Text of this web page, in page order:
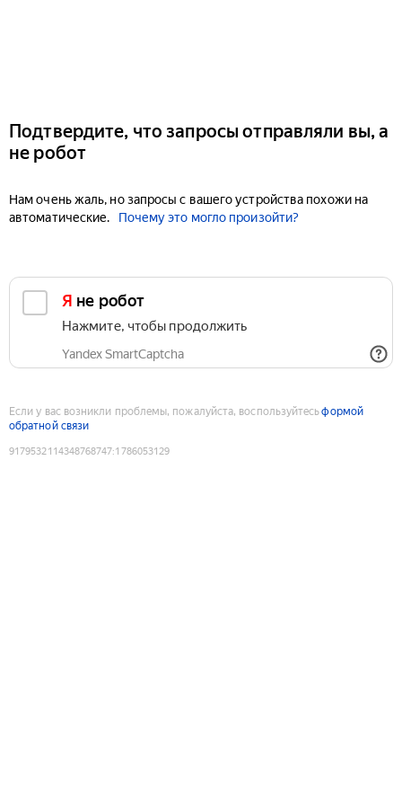
Подтвердите, что запросы отправляли вы, а
не робот
Нам очень жаль, но запросы с вашего устройства похожи на
автоматические.
Почему это могло произойти?
Я не робот
Нажмите, чтобы продолжить
Yandex SmartCaptcha
Если у вас возникли проблемы, пожалуйста, воспользуйтесьформой
обратной связи
9179532114348768747:1786053129